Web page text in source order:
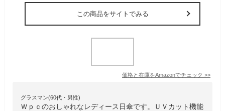
この商品をサイトでみる
価格と在庫をAmazonでチェック >>
グラスマン(60代・男性)
Ｗｐｃのおしゃれなレディース日傘です。ＵＶカット機能